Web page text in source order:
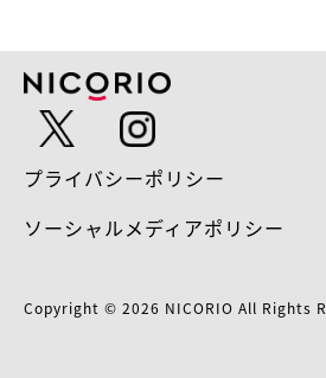
プライバシーポリシー
ソーシャルメディアポリシー
Copyright © 2026 NICORIO All Rights